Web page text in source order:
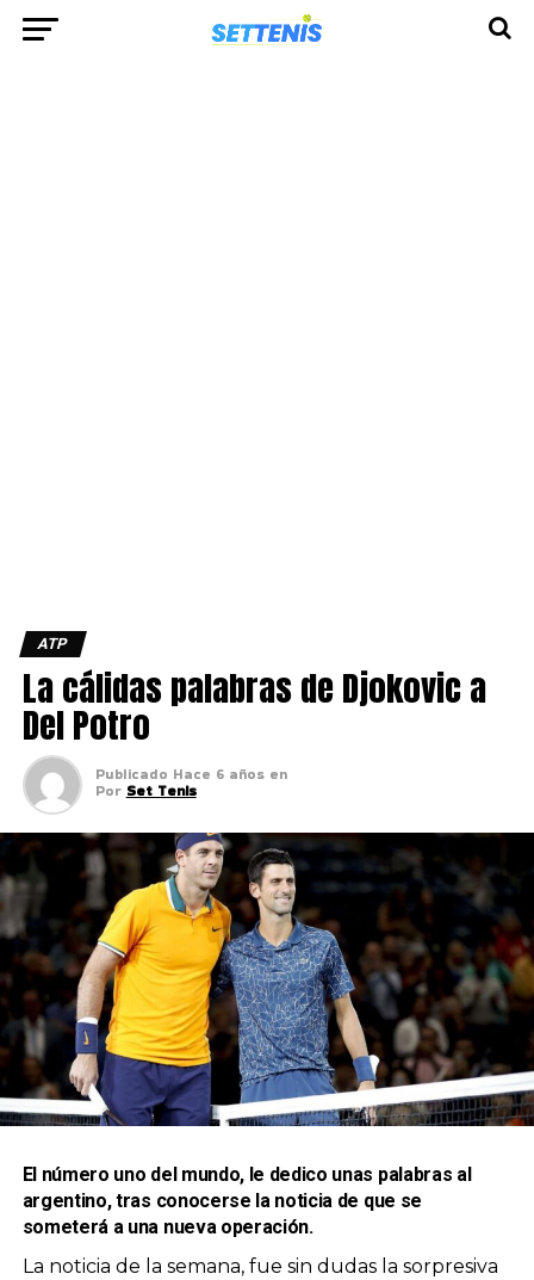
ATP
La cálidas palabras de Djokovic a
Del Potro
Publicado Hace 6 años en
Por Set Tenis
El número uno del mundo, le dedico unas palabras al
argentino, tras conocerse la noticia de que se
someterá a una nueva operación.
La noticia de la semana, fue sin dudas la sorpresiva